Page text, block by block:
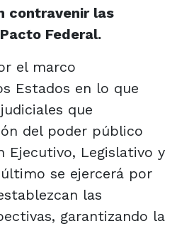
contravenir las
Federal.
el marco
Estados en lo que
que
del poder público
Ejecutivo, Legislativo y
se ejercerá por
las
garantizando la